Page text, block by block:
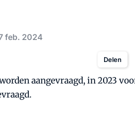
feb. 2024
Delen
aangevraagd, in 2023